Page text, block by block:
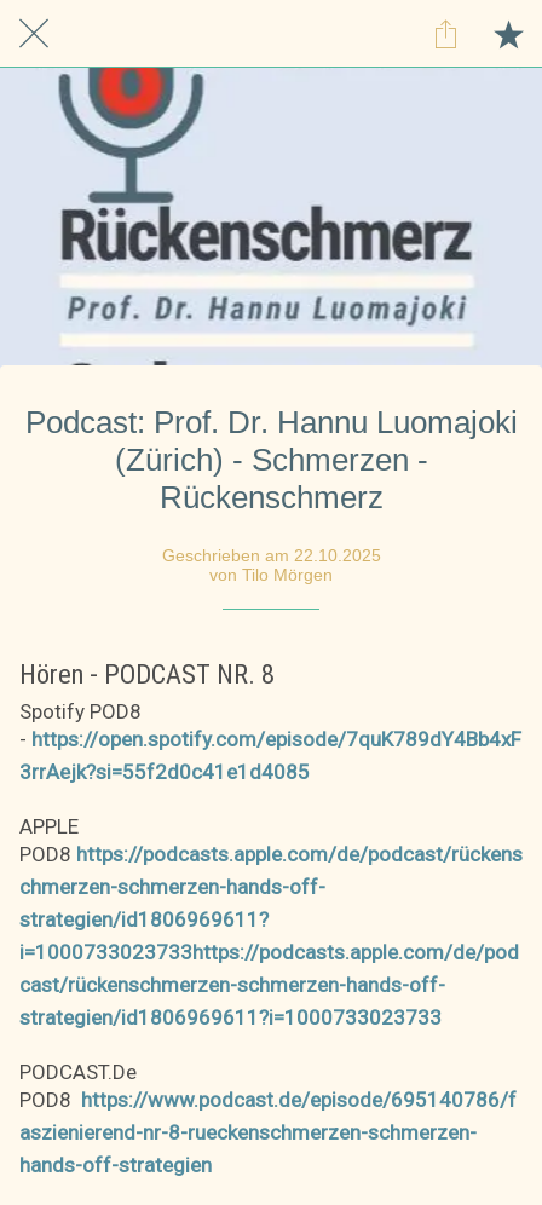
Podcast: Prof. Dr. Hannu Luomajoki
(Zürich) - Schmerzen -
Rückenschmerz
Geschrieben am 22.10.2025
von Tilo Mörgen
Hören - PODCAST NR. 8
Spotify POD8
- https://open.spotify.com/episode/7quK789dY4Bb4xF
3rrAejk?si=55f2d0c41e1d4085
APPLE
POD8 https://podcasts.apple.com/de/podcast/rückens
chmerzen-schmerzen-hands-off-
strategien/id1806969611?
i=1000733023733https://podcasts.apple.com/de/pod
cast/rückenschmerzen-schmerzen-hands-off-
strategien/id1806969611?i=1000733023733
PODCAST.De
POD8 https://www.podcast.de/episode/695140786/f
aszienierend-nr-8-rueckenschmerzen-schmerzen-
hands-off-strategien